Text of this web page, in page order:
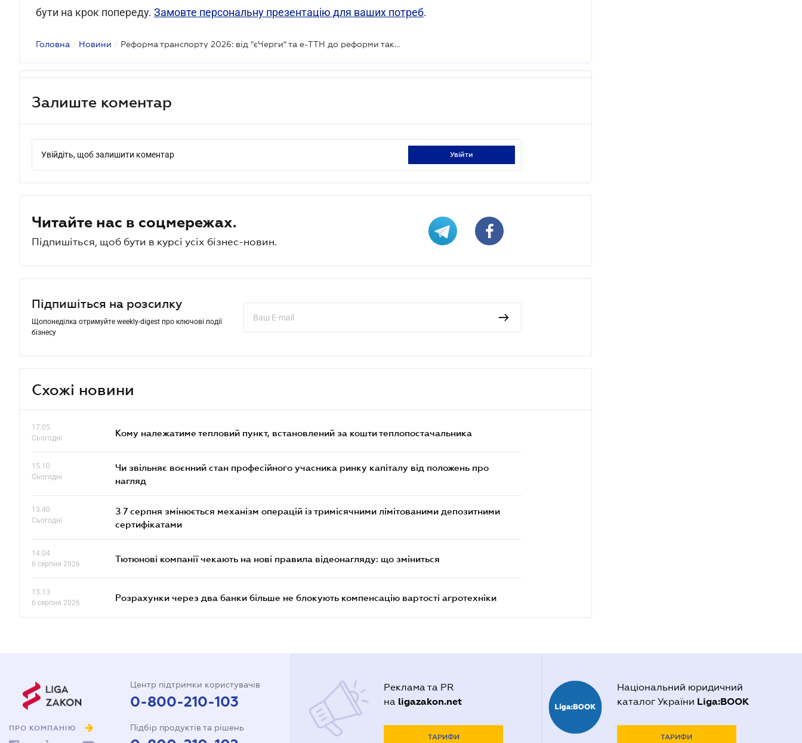
бути на крок попереду. Замовте персональну презентацію для ваших потреб.
Головна / Новини / Реформа транспорту 2026: від "єЧерги" та е-ТТН до реформи таксі та техогляду - пріоритети Мінрозвитку
Залиште коментар
Увійдіть, щоб залишити коментар увійти
Читайте нас в соцмережах.
Підпишіться, щоб бути в курсі усіх бізнес-новин.
Підпишіться на розсилку
Щопонеділка отримуйте weekly-digest про ключові події
бізнесу
Схожі новини
17.05
Сьогодні
Кому належатиме тепловий пункт, встановлений за кошти теплопостачальника
15.10
Сьогодні
Чи звільняє воєнний стан професійного учасника ринку капіталу від положень про
нагляд
13.40
Сьогодні
З 7 серпня змінюється механізм операцій із тримісячними лімітованими депозитними
сертифікатами
14.04
6 серпня 2026
Тютюнові компанії чекають на нові правила відеонагляду: що зміниться
13.13
6 серпня 2026
Розрахунки через два банки більше не блокують компенсацію вартості агротехніки
ПРО КОМПАНІЮ
Центр підтримки користувачів
0-800-210-103
Підбір продуктів та рішень
Реклама та PR
на ligazakon.net
ТАРИФИ
Національний юридичний
каталог України Liga:BOOK
ТАРИФИ